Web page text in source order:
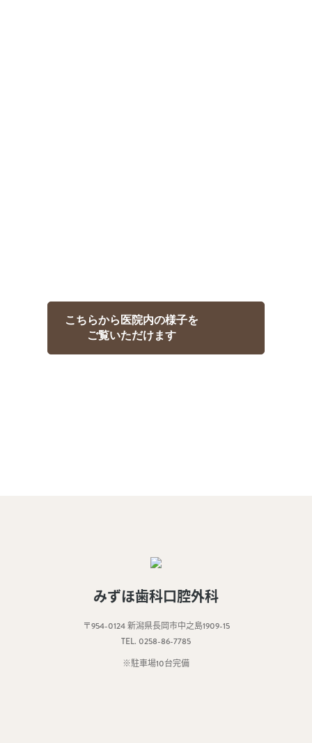
こちらから医院内の様子を
ご覧いただけます
みずほ歯科口腔外科
〒954-0124 新潟県長岡市中之島1909-15
TEL. 0258-86-7785
※駐車場10台完備